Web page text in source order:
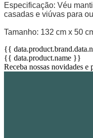
Especificação: Véu
casadas e viúvas para
Tamanho: 132 cm x 50
{{
{{ data.product.name }}
Receba nossas novidades